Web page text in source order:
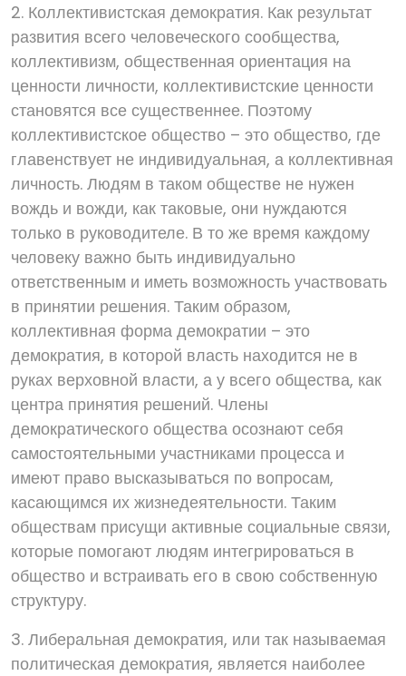
2. Коллективистская демократия. Как результат
развития всего человеческого сообщества,
коллективизм, общественная ориентация на
ценности личности, коллективистские ценности
становятся все существеннее. Поэтому
коллективистское общество – это общество, где
главенствует не индивидуальная, а коллективная
личность. Людям в таком обществе не нужен
вождь и вожди, как таковые, они нуждаются
только в руководителе. В то же время каждому
человеку важно быть индивидуально
ответственным и иметь возможность участвовать
в принятии решения. Таким образом,
коллективная форма демократии – это
демократия, в которой власть находится не в
руках верховной власти, а у всего общества, как
центра принятия решений. Члены
демократического общества осознают себя
самостоятельными участниками процесса и
имеют право высказываться по вопросам,
касающимся их жизнедеятельности. Таким
обществам присущи активные социальные связи,
которые помогают людям интегрироваться в
общество и встраивать его в свою собственную
структуру.
3. Либеральная демократия, или так называемая
политическая демократия, является наиболее